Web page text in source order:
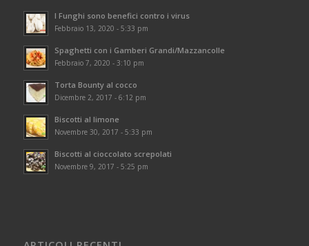
I Funghi sono benefici contro i virus
Febbraio 13, 2020 - 5:33 pm
Spaghetti con i Gamberi Grandi/Mazzancolle
Febbraio 7, 2020 - 3:10 pm
Torta Bounty al cocco
Dicembre 2, 2017 - 6:12 pm
Biscotti al limone
Novembre 30, 2017 - 5:33 pm
Biscotti al cioccolato screpolati
Novembre 9, 2017 - 5:25 pm